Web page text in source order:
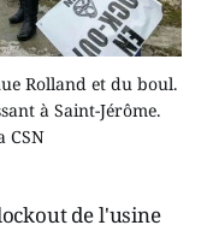
Rolland et du boul.
à Saint-Jérôme.
CSN
de l'usine